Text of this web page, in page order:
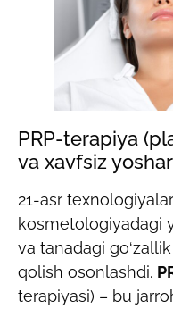
PRP-terapiya
va xavfsiz
21-asr
kosmetologiyadagi
va tanadagi
qolish osonlashdi.
terapiyasi) – bu